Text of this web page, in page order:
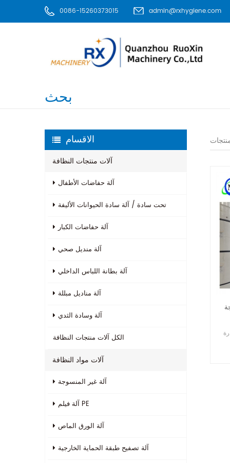
0086-15260373015 admin@rxhygiene.com
بحث
الاقسام
آلات منتجات النظافة
آلة حفاضات الأطفال
تحت سادة / آلة سادة الحيوانات الأليفة
آلة حفاضات الكبار
آلة منديل صحي
آلة بطانة اللباس الداخلي
آلة مناديل مبللة
آلة وسادة الثدي
الكل آلات منتجات النظافة
آلات مواد النظافة
آلة غير المنسوجة
آلة فيلم PE
آلة الورق الماص
آلة تصفيح طبقة الحماية الخارجية